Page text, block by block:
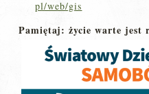
pl/web/gis
Pamiętaj: życie warte jest